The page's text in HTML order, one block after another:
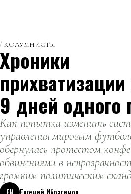
КОЛУМНИСТЫ
Хроники
9 дней одного
Как попытка изменить
управления мировым
обернулась протестом
обвинениями в
громким политическим
ЕИ
Евгений Ибрагимов